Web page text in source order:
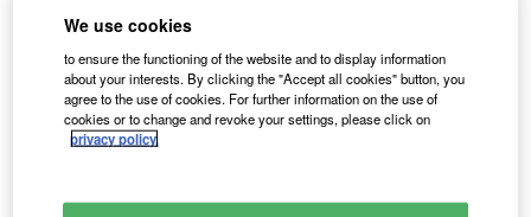
WOLF Ecosystem
WOLF Seminare